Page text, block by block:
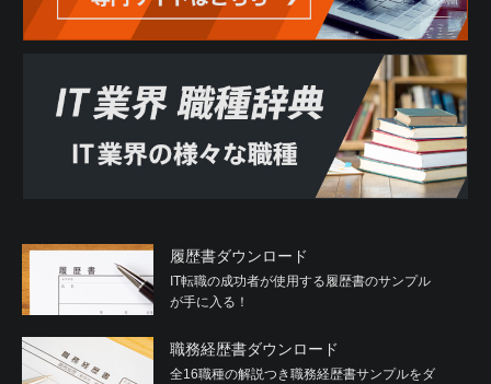
履歴書ダウンロード
IT転職の成功者が使用する履歴書のサンプル
が手に入る！
職務経歴書ダウンロード
全16職種の解説つき職務経歴書サンプルをダ